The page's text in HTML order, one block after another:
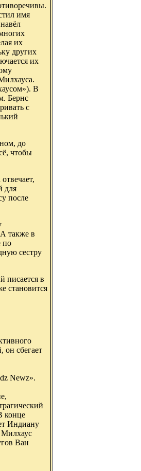
имя
их
других
их
В
Бернс
с
до
чтобы
для
после
также в
по
сестру
писается в
становится
он сбегает
Newz».
конце
Индиану
Милхаус
Ван